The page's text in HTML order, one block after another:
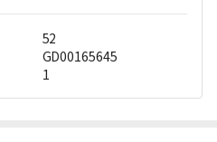
52
GD00165645
1